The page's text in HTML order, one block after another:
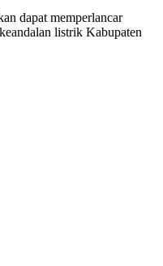
dapat memperlancar
listrik Kabupaten